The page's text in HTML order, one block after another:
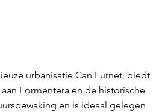
urbanisatie Can Furnet, biedt
Formentera en de historische
en is ideaal gelegen